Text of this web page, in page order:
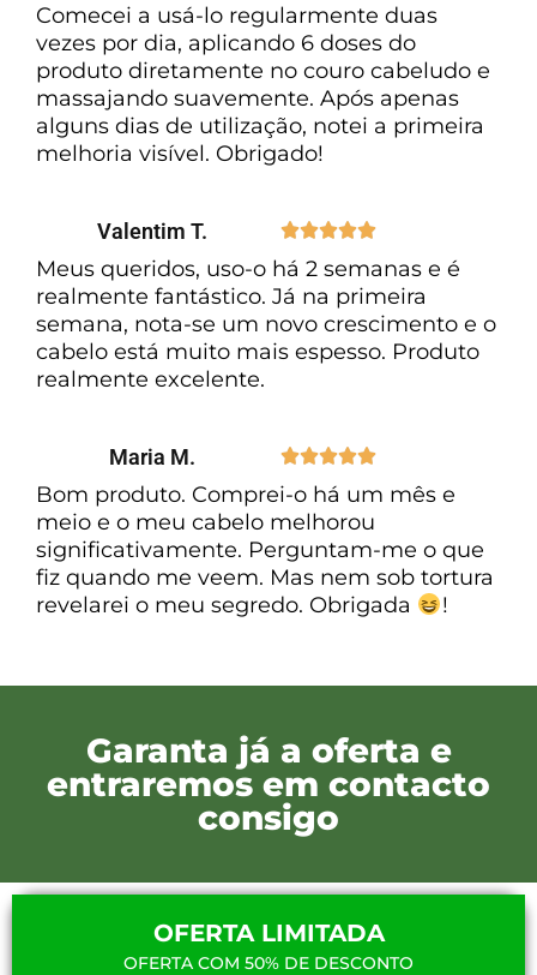
Comecei a usá-lo regularmente duas
vezes por dia, aplicando 6 doses do
produto diretamente no couro cabeludo e
massajando suavemente. Após apenas
alguns dias de utilização, notei a primeira
melhoria visível. Obrigado!
Valentim T. 
Meus queridos, uso-o há 2 semanas e é
realmente fantástico. Já na primeira
semana, nota-se um novo crescimento e o
cabelo está muito mais espesso. Produto
realmente excelente.
Maria M. 
Bom produto. Comprei-o há um mês e
meio e o meu cabelo melhorou
significativamente. Perguntam-me o que
fiz quando me veem. Mas nem sob tortura
revelarei o meu segredo. Obrigada
!
Garanta já a oferta e
entraremos em contacto
consigo
OFERTA LIMITADA
OFERTA COM 50% DE DESCONTO